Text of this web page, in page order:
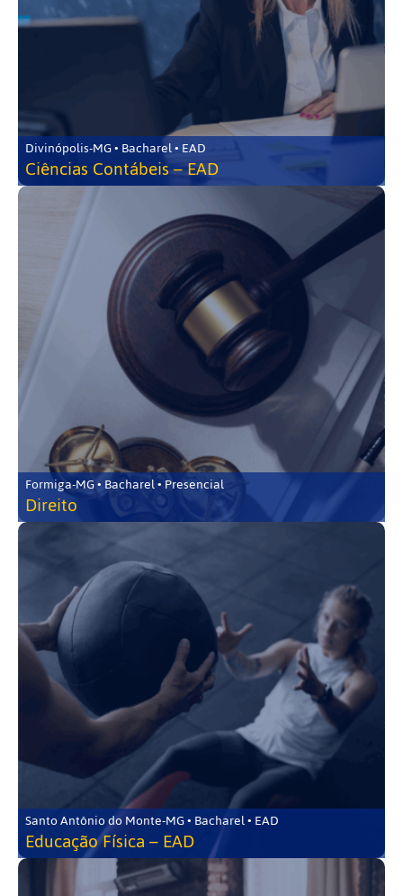
Divinópolis-MG • Bacharel • EAD
Ciências Contábeis – EAD
Formiga-MG • Bacharel • Presencial
Direito
Santo Antônio do Monte-MG • Bacharel • EAD
Educação Física – EAD